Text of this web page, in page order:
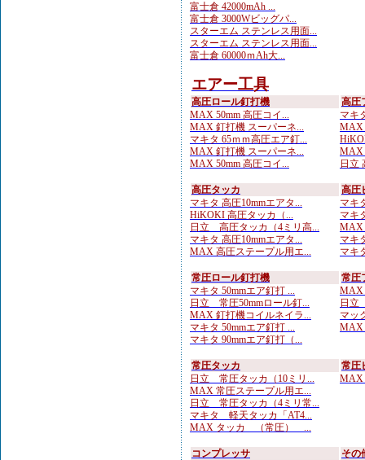
富士倉 42000mAh ...
富士倉 3000Wビッグパ...
スターエム ステンレス用面...
スターエム ステンレス用面...
富士倉 60000ｍAh大...
エアー工具
高圧ロール釘打機
MAX 50mm 高圧コイ...
MAX 釘打機 スーパーネ...
マキタ 65ｍｍ高圧エア釘...
MAX 釘打機 スーパーネ...
MAX 50mm 高圧コイ...
高圧
マキ
MAX
MAX
日立
高圧タッカ
マキタ 高圧10mmエアタ...
HiKOKI 高圧タッカ（...
日立 高圧タッカ（4ミリ高...
マキタ 高圧10mmエアタ...
MAX 高圧ステープル用エ...
高圧
マキ
マキ
MAX
マキ
マキ
常圧ロール釘打機
マキタ 50mmエア釘打 ...
日立 常圧50mmロール釘...
MAX 釘打機コイルネイラ...
マキタ 50mmエア釘打 ...
マキタ 90mmエア釘打（...
常圧
MAX
日立
マッ
MAX
常圧タッカ
日立 常圧タッカ（10ミリ...
MAX 常圧ステープル用エ...
日立 常圧タッカ（4ミリ常...
マキタ 軽天タッカ「AT4...
MAX タッカ （常圧） ...
常圧
MAX
コンプレッサ
その